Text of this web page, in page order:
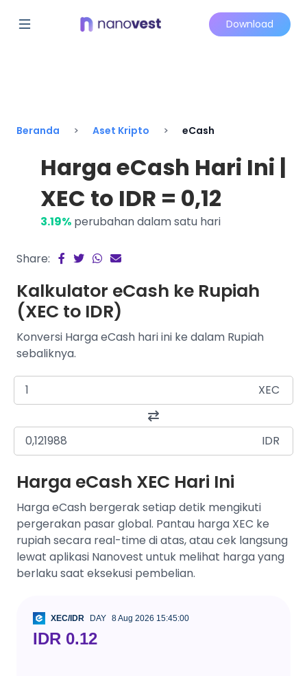
Download
Beranda Aset Kripto eCash
Harga eCash Hari Ini |
XEC to IDR = 0,12
3.19% perubahan dalam satu hari
Share:
Kalkulator eCash ke Rupiah
(XEC to IDR)
Konversi Harga eCash hari ini ke dalam Rupiah
sebaliknya.
XEC
IDR
Harga eCash XEC Hari Ini
Harga eCash bergerak setiap detik mengikuti
pergerakan pasar global. Pantau harga XEC ke
rupiah secara real-time di atas, atau cek langsung
lewat aplikasi Nanovest untuk melihat harga yang
berlaku saat eksekusi pembelian.
XEC/IDR DAY 8 Aug 2026 15:45:00
IDR 0.12